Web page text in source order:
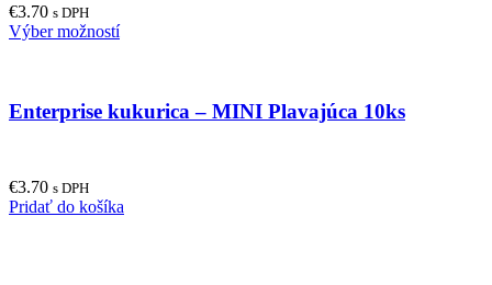
€3.70 s DPH
Výber možnostíThis
variants.
chosen
Enterprise kukurica – MINI Plavajúca 10ks
€3.70 s DPH
Pridať do košíka